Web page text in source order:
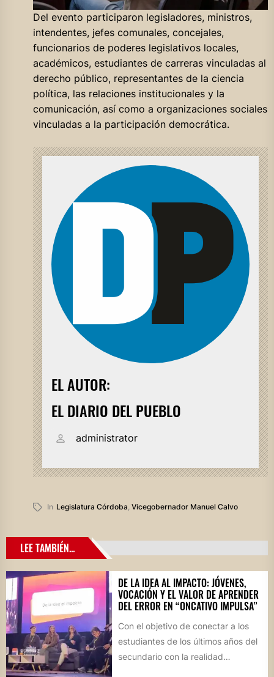
Del evento participaron legisladores, ministros,
intendentes, jefes comunales, concejales,
funcionarios de poderes legislativos locales,
académicos, estudiantes de carreras vinculadas al
derecho público, representantes de la ciencia
política, las relaciones institucionales y la
comunicación, así como a organizaciones sociales
vinculadas a la participación democrática.
EL AUTOR:
EL DIARIO DEL PUEBLO
administrator
In Legislatura Córdoba Vicegobernador Manuel Calvo
LEE TAMBIÉN...
DE LA IDEA AL IMPACTO: JÓVENES,
VOCACIÓN Y EL VALOR DE APRENDER
DEL ERROR EN “ONCATIVO IMPULSA”
Con el objetivo de conectar a los
estudiantes de los últimos años del
secundario con la realidad